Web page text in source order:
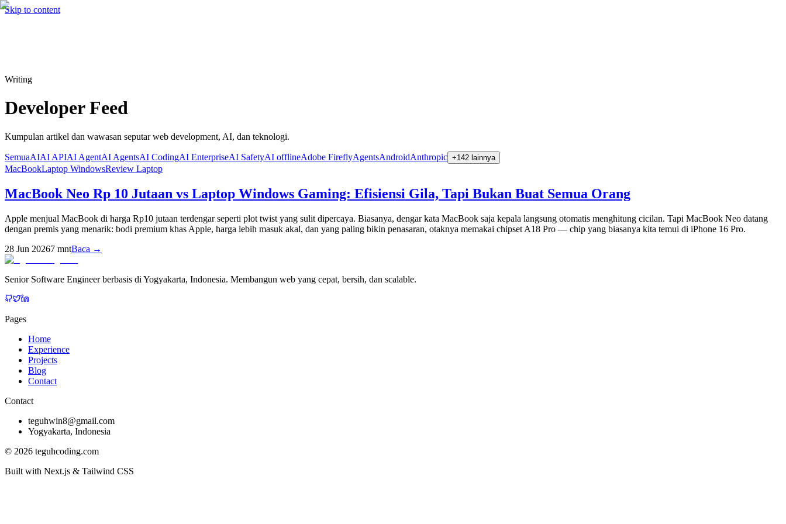
Skip to content
Cari⌘K Hire me
Writing
Developer Feed
Kumpulan artikel dan wawasan seputar web development, AI, dan teknologi.
SemuaAIAI APIAI AgentAI AgentsAI CodingAI EnterpriseAI SafetyAI offlineAdobe FireflyAgentsAndroidAnthropic +142 lainnya
MacBookLaptop WindowsReview Laptop
MacBook Neo Rp 10 Jutaan vs Laptop Windows Gaming: Efisiensi Gila, Tapi Bukan Buat Semua Orang
Apple menjual MacBook di harga Rp10 jutaan terdengar seperti plot twist yang sulit dipercaya. Biasanya, dengar kata MacBook saja kepala langsung otomatis menghitung cicilan. Tapi MacBook Neo datang
dengan premis yang menarik: bodi premium khas Apple, harga lebih masuk akal, dan yang paling bikin penasaran, otaknya memakai chipset A18 Pro — chip yang biasanya kita temui di iPhone 16 Pro.
28 Jun 20267 mntBaca →
Senior Software Engineer berbasis di Yogyakarta, Indonesia. Membangun web yang cepat, bersih, dan scalable.
Pages
Home
Experience
Projects
Blog
Contact
Contact
teguhwin8@gmail.com
Yogyakarta, Indonesia
© 2026 teguhcoding.com
Built with Next.js & Tailwind CSS